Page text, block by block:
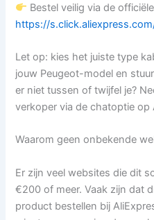
Bestel veilig via de
https://
Let op: kies het juiste type
jouw Peugeot-model en
er niet tussen of twijfel je?
verkoper via de chatoptie op
Waarom geen onbekende
Er zijn veel websites die dit
€200 of meer. Vaak zijn dat
product bestellen bij